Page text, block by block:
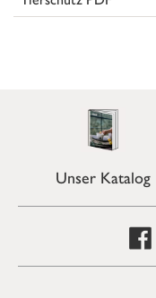
Unser Katalog